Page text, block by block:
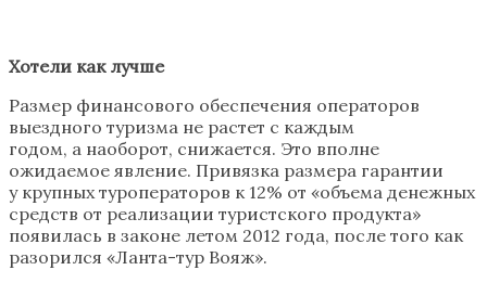
Хотели как лучше
Размер финансового обеспечения операторов
выездного туризма не растет с каждым
годом, а наоборот, снижается. Это вполне
ожидаемое явление. Привязка размера гарантии
у крупных туроператоров к 12% от «объема денежных
средств от реализации туристского продукта»
появилась в законе летом 2012 года, после того как
разорился «Ланта-тур Вояж».